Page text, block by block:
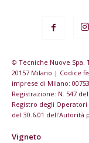
© Tecniche Nuove Spa.
20157 Milano | Codice
imprese di Milano:
Registrazione: N. 547
Registro degli Operatori
del 30.6.01 dell'Autorità
Vigneto